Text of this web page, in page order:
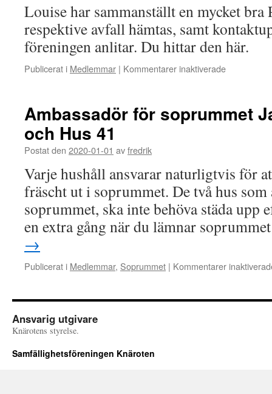
Louise har sammanställt en mycket bra
respektive avfall hämtas, samt
föreningen anlitar. Du hittar den här.
Publicerat i Medlemmar | Kommentarer inaktiveradeför
2020
Ambassadör för soprummet
och Hus 41
Postat den 2020-01-01 avfredrik
Varje hushåll ansvarar naturligtvis för
fräscht ut i soprummet. De två hus som
soprummet, ska inte behöva städa upp
en extra gång när du lämnar
→
Publicerat i Medlemmar, Soprummet | Kommentarer
Ansvarig utgivare
Knärotens styrelse.
Samfällighetsföreningen Knäroten